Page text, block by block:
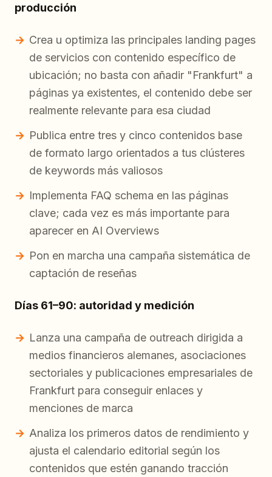
producción
Crea u optimiza las principales landing pages
de servicios con contenido específico de
ubicación; no basta con añadir "Frankfurt" a
páginas ya existentes, el contenido debe ser
realmente relevante para esa ciudad
Publica entre tres y cinco contenidos base
de formato largo orientados a tus clústeres
de keywords más valiosos
Implementa FAQ schema en las páginas
clave; cada vez es más importante para
aparecer en AI Overviews
Pon en marcha una campaña sistemática de
captación de reseñas
Días 61–90: autoridad y medición
Lanza una campaña de outreach dirigida a
medios financieros alemanes, asociaciones
sectoriales y publicaciones empresariales de
Frankfurt para conseguir enlaces y
menciones de marca
Analiza los primeros datos de rendimiento y
ajusta el calendario editorial según los
contenidos que estén ganando tracción